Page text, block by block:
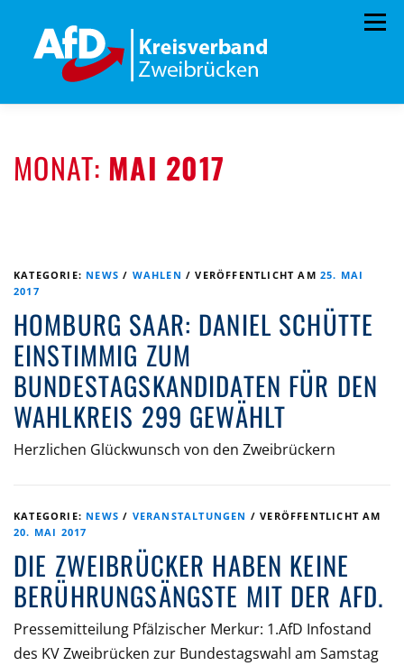
springen
Menü
PROGRAMM VORSTAND
MONAT: MAI 2017
KATEGORIE: NEWS / WAHLEN /VERÖFFENTLICHT AM25. MAI
2017
HOMBURG SAAR: DANIEL SCHÜTTE
EINSTIMMIG ZUM
BUNDESTAGSKANDIDATEN FÜR DEN
WAHLKREIS 299 GEWÄHLT
Herzlichen Glückwunsch von den Zweibrückern
KATEGORIE: NEWS / VERANSTALTUNGEN /VERÖFFENTLICHT AM
20. MAI 2017
DIE ZWEIBRÜCKER HABEN KEINE
BERÜHRUNGSÄNGSTE MIT DER AFD.
Pressemitteilung Pfälzischer Merkur: 1.AfD Infostand
des KV Zweibrücken zur Bundestagswahl am Samstag